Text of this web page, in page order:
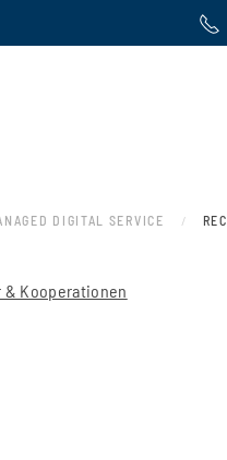
DIGITAL SERVICE
Kooperationen